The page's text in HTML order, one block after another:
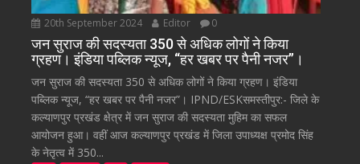
20th September 2024 Editor 0
जन सुराज की सदस्यता 350 से अधिक लोगों ने किया
ग्रहण। इंडिया पब्लिक न्यूज, “हर खबर पर पैनी नजर”।
जन सुराज की सदस्यता 350 से अधिक लोगों ने किया ग्रहण। इंडिया
पब्लिक न्यूज, “हर खबर पर पैनी नजर”। IPND/ESKसमस्तीपुर:- जिले के
कल्याणपुर प्रखंड क्षेत्र में जन सुराज की सदस्यता मुहिम का सफल
आयोजन हुआ। वहीं आज कल्याणपुर प्रखंड में जिला उपाध्यक्ष प्रमोद सिंह
के नेतृत्व में 350...